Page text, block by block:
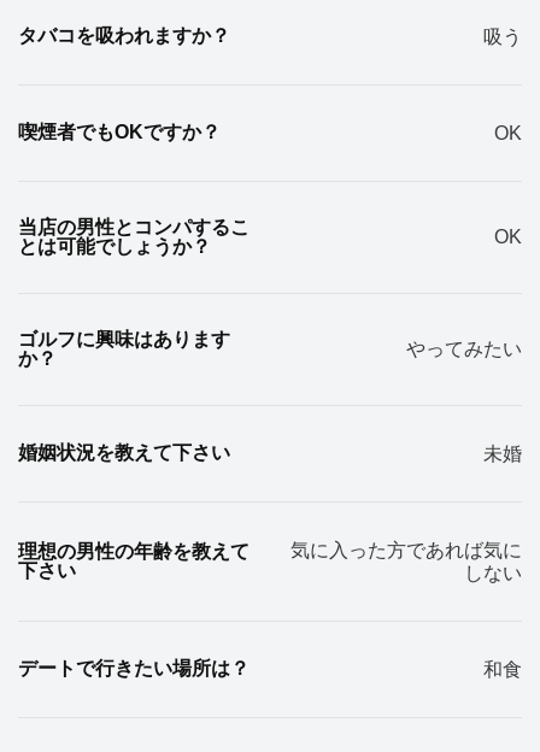
タバコを吸われますか？ 吸う
喫煙者でもOKですか？ OK
当店の男性とコンパするこ
とは可能でしょうか？
OK
ゴルフに興味はあります
か？
やってみたい
婚姻状況を教えて下さい 未婚
理想の男性の年齢を教えて
下さい
気に入った方であれば気に
しない
デートで行きたい場所は？ 和食